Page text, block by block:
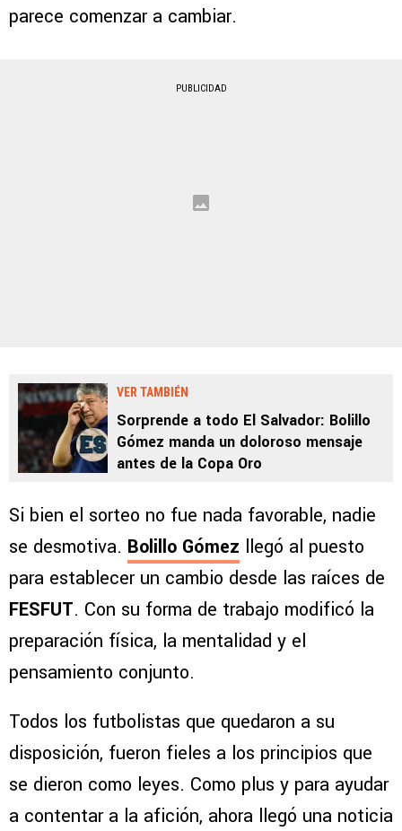
parece comenzar a cambiar.
PUBLICIDAD
VER TAMBIÉN
Sorprende a todo El Salvador: Bolillo
Gómez manda un doloroso mensaje
antes de la Copa Oro
Si bien el sorteo no fue nada favorable, nadie
se desmotiva. Bolillo Gómez llegó al puesto
para establecer un cambio desde las raíces de
FESFUT. Con su forma de trabajo modificó la
preparación física, la mentalidad y el
pensamiento conjunto.
Todos los futbolistas que quedaron a su
disposición, fueron fieles a los principios que
se dieron como leyes. Como plus y para ayudar
a contentar a la afición, ahora llegó una noticia